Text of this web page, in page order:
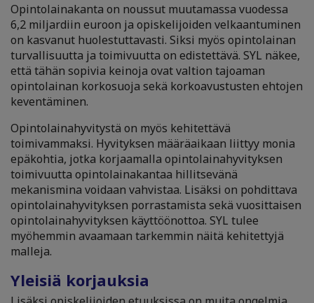
Opintolainakanta on noussut muutamassa vuodessa
6,2 miljardiin euroon ja opiskelijoiden velkaantuminen
on kasvanut huolestuttavasti. Siksi myös opintolainan
turvallisuutta ja toimivuutta on edistettävä. SYL näkee,
että tähän sopivia keinoja ovat valtion tajoaman
opintolainan korkosuoja sekä korkoavustusten ehtojen
keventäminen.
Opintolainahyvitystä on myös kehitettävä
toimivammaksi. Hyvityksen määräaikaan liittyy monia
epäkohtia, jotka korjaamalla opintolainahyvityksen
toimivuutta opintolainakantaa hillitsevänä
mekanismina voidaan vahvistaa. Lisäksi on pohdittava
opintolainahyvityksen porrastamista sekä vuosittaisen
opintolainahyvityksen käyttöönottoa. SYL tulee
myöhemmin avaamaan tarkemmin näitä kehitettyjä
malleja.
Yleisiä korjauksia